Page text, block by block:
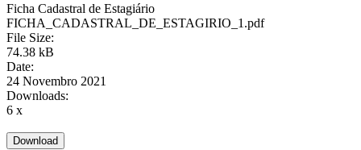
Ficha Cadastral de Estagiário
FICHA_CADASTRAL_DE_ESTAGIRIO_1.pdf
File Size:
74.38 kB
Date:
24 Novembro 2021
Downloads:
6 x